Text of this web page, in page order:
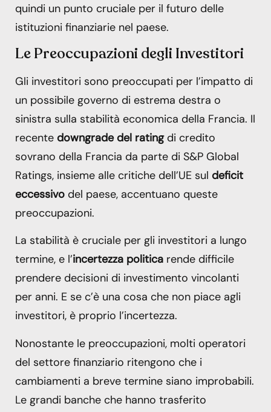
quindi un punto cruciale per il futuro delle
istituzioni finanziarie nel paese.
Le Preoccupazioni degli Investitori
Gli investitori sono preoccupati per l’impatto di
un possibile governo di estrema destra o
sinistra sulla stabilità economica della Francia. Il
recente downgrade del ratingdi credito
sovrano della Francia da parte di S&P Global
Ratings, insieme alle critiche dell’UE sul deficit
eccessivo del paese, accentuano queste
preoccupazioni.
La stabilità è cruciale per gli investitori a lungo
termine, e l’incertezza politica rende difficile
prendere decisioni di investimento vincolanti
per anni. E se c’è una cosa che non piace agli
investitori, è proprio l’incertezza.
Nonostante le preoccupazioni, molti operatori
del settore finanziario ritengono che i
cambiamenti a breve termine siano improbabili.
Le grandi banche che hanno trasferito